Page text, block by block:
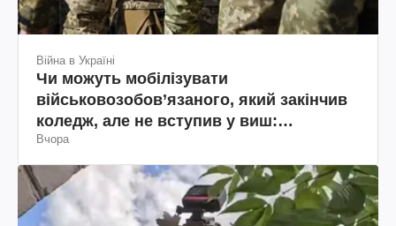
Війна в Україні
Чи можуть мобілізувати
військовозобов’язаного, який закінчив
коледж, але не вступив у виш:
пояснення юриста
Вчора